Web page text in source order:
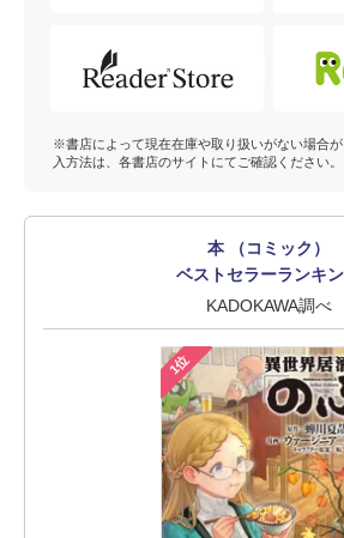
※書店によって現在在庫や取り扱いがない場合
入方法は、各書店のサイトにてご確認ください。
本 （コミック）
ベストセラーランキ
KADOKAWA調べ
1位